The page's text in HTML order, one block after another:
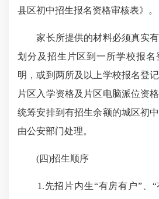
县区初中招生报名资格审核表》。
家长所提供的材料必须真实有
划分及招生片区到一所学校报名
明，或到两所及以上学校报名登
片区入学资格及片区电脑派位资
统筹安排到有招生余额的城区初
由公安部门处理。
(四)招生顺序
1.先招片内生“有房有户”、“